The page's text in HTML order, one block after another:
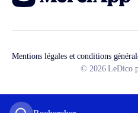
Mentions légales et conditions
© 2026 LeDico